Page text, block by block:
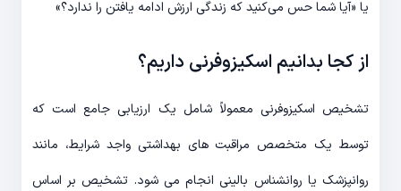
یا «آیا شما حس می‌کنید که زندگی ارزش ادامه یافتن را ندارد؟»
از کجا بدانیم اسکیزوفرنی داریم؟
تشخیص اسکیزوفرنی معمولاً شامل یک ارزیابی جامع است که
توسط یک متخصص مراقبت های بهداشتی واجد شرایط، مانند
روانپزشک یا روانشناس بالینی انجام می شود. تشخیص بر اساس